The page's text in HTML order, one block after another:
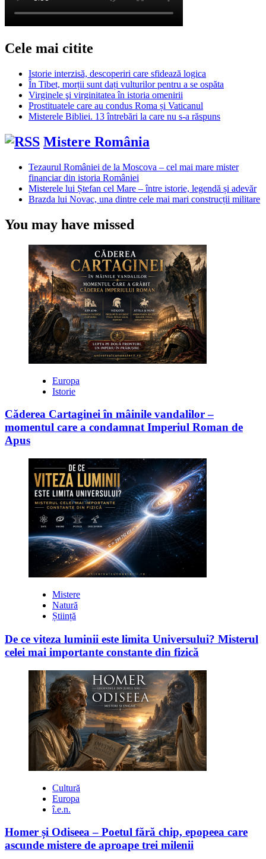
Cele mai citite
Istorie interzisă, descoperiri care sfidează logica
În Tibet, morții sunt dați vulturilor pentru a se ospăta
Virginele şi virginitatea în istoria omenirii
Prostituatele care au condus Roma și Vaticanul
Misterele Bibliei. 13 întrebări la care nu s-a răspuns
Mistere România
Tezaurul României de la Moscova – cel mai mare mister
financiar din istoria României
Misterele lui Ștefan cel Mare – între istorie, legendă și adevăr
Brazda lui Novac, una dintre cele mai mari construcții militare
You may have missed
Europa
Istorie
Căderea Cartaginei în mâinile vandalilor –
momentul care a condamnat Imperiul Roman de
Apus
Mistere
Natură
Știință
De ce viteza luminii este limita Universului? Misterul
celei mai importante constante din fizică
Cultură
Europa
î.e.n.
Homer și Odiseea – Poetul fără chip, epopeea care
ascunde mistere de aproape trei milenii